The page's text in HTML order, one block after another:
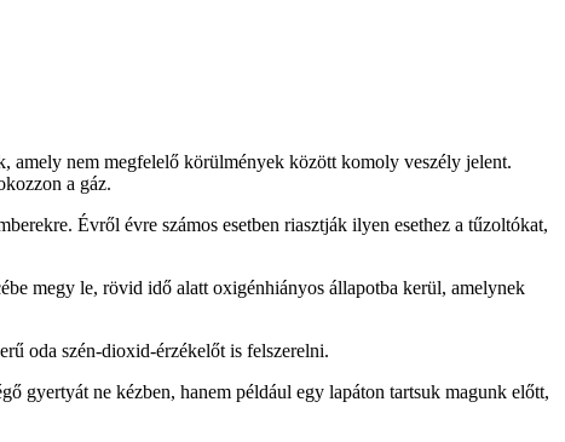
amely nem megfelelő körülmények között komoly veszély jelent.
a gáz.
Évről évre számos esetben riasztják ilyen esethez a tűzoltókat,
megy le, rövid idő alatt oxigénhiányos állapotba kerül, amelynek
oda szén-dioxid-érzékelőt is felszerelni.
gyertyát ne kézben, hanem például egy lapáton tartsuk magunk előtt,